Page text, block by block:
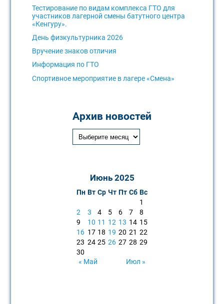
Тестирование по видам комплекса ГТО для
участников лагерной смены батутного центра
«Кенгуру».
День физкультурника 2026
Вручение знаков отличия
Информация по ГТО
Спортивное мероприятие в лагере «Смена»
Архив новостей
Июнь 2025
Пн Вт Ср Чт Пт Сб Вс
1
2
3 4 5 6 7
8
9
10 11 12 13 14 15
16 17 18 19 20 21 22
23 24 25 26 27 28 29
30
« Май
Июл »